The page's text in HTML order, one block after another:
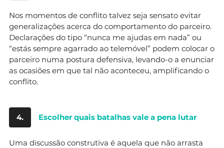
Nos momentos de conflito talvez seja sensato evitar
generalizações acerca do comportamento do parceiro.
Declarações do tipo “nunca me ajudas em nada” ou
“estás sempre agarrado ao telemóvel” podem colocar o
parceiro numa postura defensiva, levando-o a enunciar
as ocasiões em que tal não aconteceu, amplificando o
conflito.
4. Escolher quais batalhas vale a pena lutar
Uma discussão construtiva é aquela que não arrasta